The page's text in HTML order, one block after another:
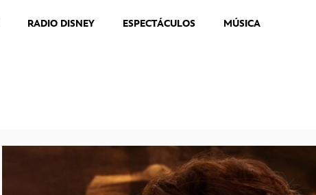
RADIO DISNEY ESPECTÁCULOS MÚSICA